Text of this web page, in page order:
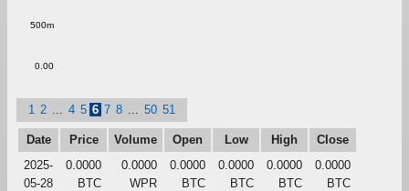
0.00
500m
1 2 4 5 6 7 8 50 51
Date Price Volume Open Low High
Close
2025-
05-28
0.0000
BTC
0.0000
WPR
0.0000
BTC
0.0000
BTC
0.0000
BTC
0.0000
BTC